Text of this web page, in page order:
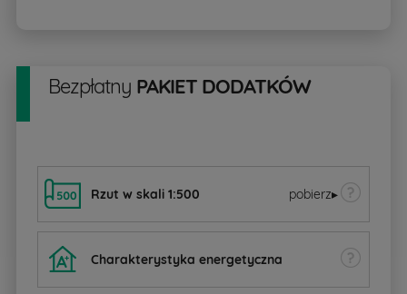
Bezpłatny PAKIET DODATKÓW
Rzut w skali 1:500 pobierz▸
Charakterystyka energetyczna